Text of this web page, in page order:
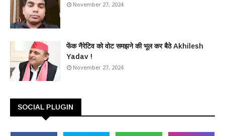
November 27, 2024
फेंक नैरेटिव को वोट समझने की भूल कर बैठे Akhilesh
Yadav !
November 27, 2024
SOCIAL PLUGIN